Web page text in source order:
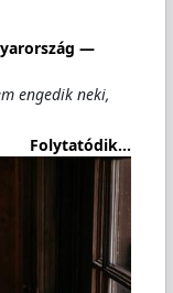
—
engedik neki,
Folytatódik...